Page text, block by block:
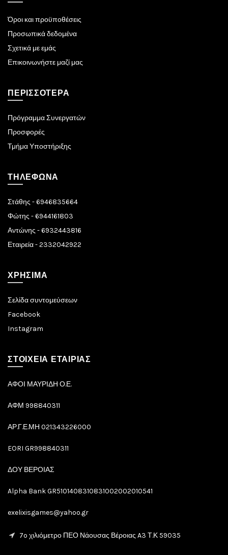
Όροι και προϋποθέσεις
Προσωπικά δεδομένα
Σχετικά με εμάς
Επικοινωνήστε μαζί μας
ΠΕΡΙΣΣΌΤΕΡΑ
Πρόγραμμα Συνεργατών
Προσφορές
Τμήμα Υποστήριξης
ΤΗΛΈΦΩΝΑ
Στάθης - 6946835664
Φώτης - 6944161803
Αντώνης - 6932443816
Εταιρεία - 2332042922
ΧΡΉΣΙΜΑ
Σελίδα συντομεύσεων
Facebook
Instagram
ΣΤΟΙΧΕΙΑ ΕΤΑΙΡΙΑΣ
ΑΦΟΙ ΜΑΥΡΙΔΗ Ο.Ε.
ΑΦΜ 998840311
ΑΡ.Γ.Ε.ΜΗ 021343226000
EORI GR998840311
ΔΟΥ ΒΕΡΟΙΑΣ
Alpha Bank GR5101408310831002002010541
exelixisgames@yahoo.gr
7o χιλιόμετρο ΠΕΟ Νάουσας Βέροιας A3 Τ.Κ 59035